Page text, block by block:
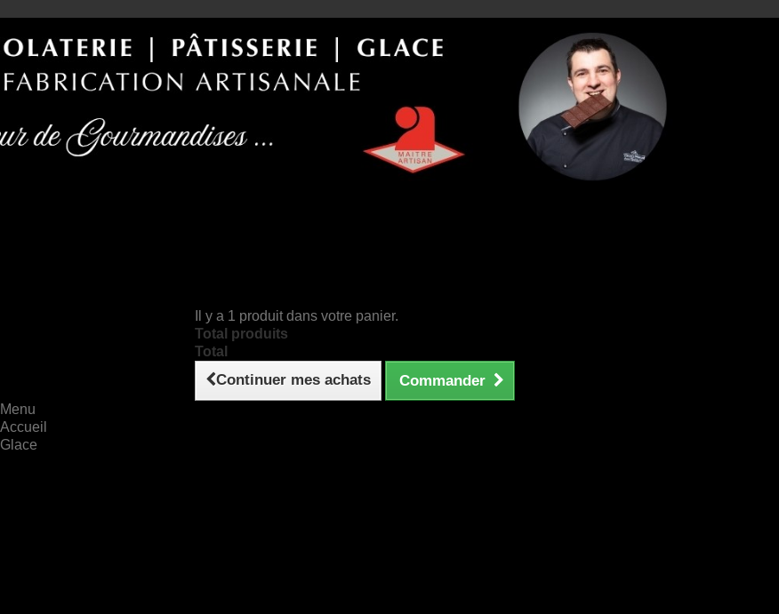
Il y a 1 produit dans votre panier.
Total produits
Total
Continuer mes achats Commander
Menu
Accueil
Glace